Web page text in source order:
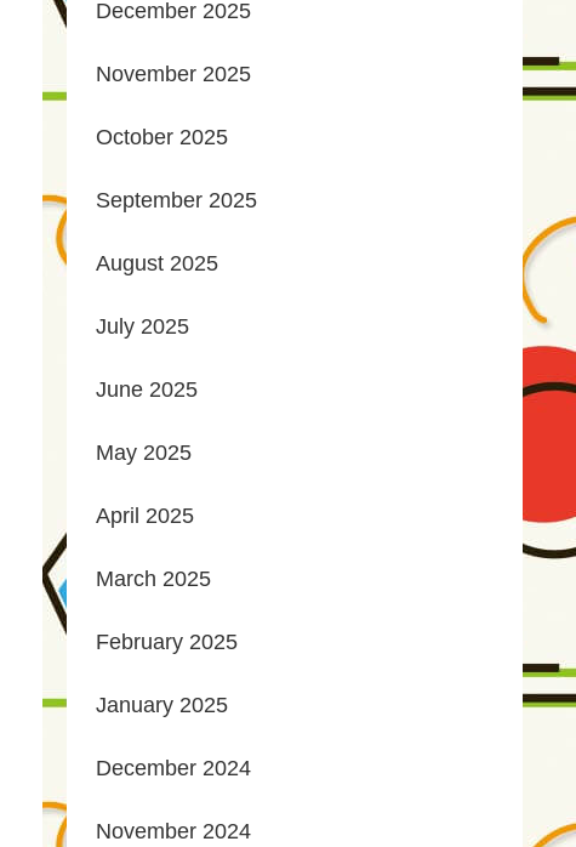
December 2025
November 2025
October 2025
September 2025
August 2025
July 2025
June 2025
May 2025
April 2025
March 2025
February 2025
January 2025
December 2024
November 2024